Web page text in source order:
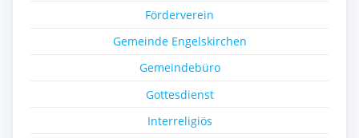
Förderverein
Gemeinde Engelskirchen
Gemeindebüro
Gottesdienst
Interreligiös